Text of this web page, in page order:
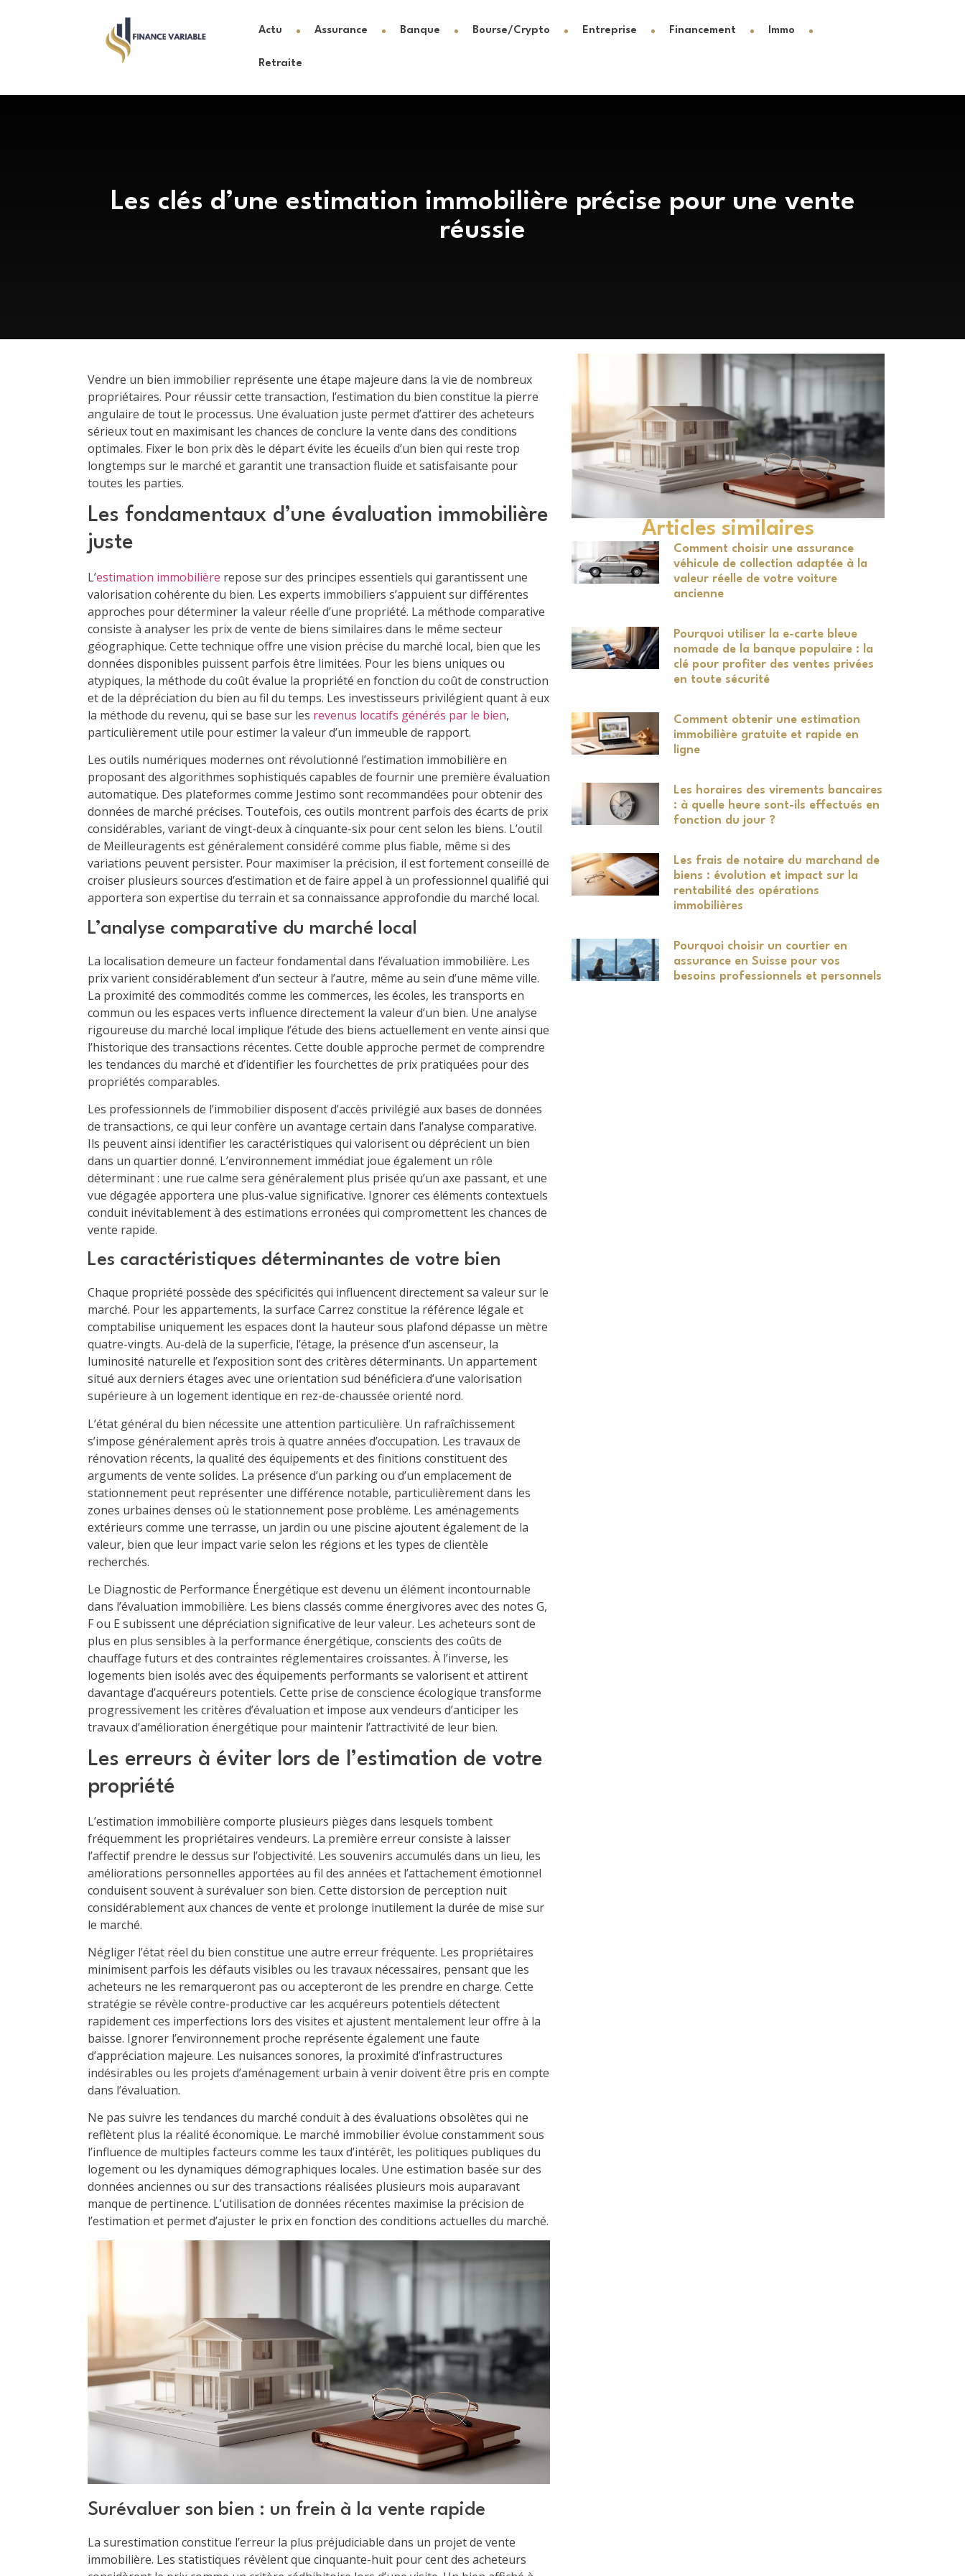
Actu Assurance Banque Bourse/Crypto Entreprise Financement Immo
Retraite
Les clés d’une estimation immobilière précise pour une vente
réussie
Vendre un bien immobilier représente une étape majeure dans la vie de nombreux
propriétaires. Pour réussir cette transaction, l’estimation du bien constitue la pierre
angulaire de tout le processus. Une évaluation juste permet d’attirer des acheteurs
sérieux tout en maximisant les chances de conclure la vente dans des conditions
optimales. Fixer le bon prix dès le départ évite les écueils d’un bien qui reste trop
longtemps sur le marché et garantit une transaction fluide et satisfaisante pour
toutes les parties.
Les fondamentaux d’une évaluation immobilière
juste
L’estimation immobilière repose sur des principes essentiels qui garantissent une
valorisation cohérente du bien. Les experts immobiliers s’appuient sur différentes
approches pour déterminer la valeur réelle d’une propriété. La méthode comparative
consiste à analyser les prix de vente de biens similaires dans le même secteur
géographique. Cette technique offre une vision précise du marché local, bien que les
données disponibles puissent parfois être limitées. Pour les biens uniques ou
atypiques, la méthode du coût évalue la propriété en fonction du coût de construction
et de la dépréciation du bien au fil du temps. Les investisseurs privilégient quant à eux
la méthode du revenu, qui se base sur les revenus locatifs générés par le bien,
particulièrement utile pour estimer la valeur d’un immeuble de rapport.
Les outils numériques modernes ont révolutionné l’estimation immobilière en
proposant des algorithmes sophistiqués capables de fournir une première évaluation
automatique. Des plateformes comme Jestimo sont recommandées pour obtenir des
données de marché précises. Toutefois, ces outils montrent parfois des écarts de prix
considérables, variant de vingt-deux à cinquante-six pour cent selon les biens. L’outil
de Meilleuragents est généralement considéré comme plus fiable, même si des
variations peuvent persister. Pour maximiser la précision, il est fortement conseillé de
croiser plusieurs sources d’estimation et de faire appel à un professionnel qualifié qui
apportera son expertise du terrain et sa connaissance approfondie du marché local.
L’analyse comparative du marché local
La localisation demeure un facteur fondamental dans l’évaluation immobilière. Les
prix varient considérablement d’un secteur à l’autre, même au sein d’une même ville.
La proximité des commodités comme les commerces, les écoles, les transports en
commun ou les espaces verts influence directement la valeur d’un bien. Une analyse
rigoureuse du marché local implique l’étude des biens actuellement en vente ainsi que
l’historique des transactions récentes. Cette double approche permet de comprendre
les tendances du marché et d’identifier les fourchettes de prix pratiquées pour des
propriétés comparables.
Les professionnels de l’immobilier disposent d’accès privilégié aux bases de données
de transactions, ce qui leur confère un avantage certain dans l’analyse comparative.
Ils peuvent ainsi identifier les caractéristiques qui valorisent ou déprécient un bien
dans un quartier donné. L’environnement immédiat joue également un rôle
déterminant : une rue calme sera généralement plus prisée qu’un axe passant, et une
vue dégagée apportera une plus-value significative. Ignorer ces éléments contextuels
conduit inévitablement à des estimations erronées qui compromettent les chances de
vente rapide.
Les caractéristiques déterminantes de votre bien
Chaque propriété possède des spécificités qui influencent directement sa valeur sur le
marché. Pour les appartements, la surface Carrez constitue la référence légale et
comptabilise uniquement les espaces dont la hauteur sous plafond dépasse un mètre
quatre-vingts. Au-delà de la superficie, l’étage, la présence d’un ascenseur, la
luminosité naturelle et l’exposition sont des critères déterminants. Un appartement
situé aux derniers étages avec une orientation sud bénéficiera d’une valorisation
supérieure à un logement identique en rez-de-chaussée orienté nord.
L’état général du bien nécessite une attention particulière. Un rafraîchissement
s’impose généralement après trois à quatre années d’occupation. Les travaux de
rénovation récents, la qualité des équipements et des finitions constituent des
arguments de vente solides. La présence d’un parking ou d’un emplacement de
stationnement peut représenter une différence notable, particulièrement dans les
zones urbaines denses où le stationnement pose problème. Les aménagements
extérieurs comme une terrasse, un jardin ou une piscine ajoutent également de la
valeur, bien que leur impact varie selon les régions et les types de clientèle
recherchés.
Le Diagnostic de Performance Énergétique est devenu un élément incontournable
dans l’évaluation immobilière. Les biens classés comme énergivores avec des notes G,
F ou E subissent une dépréciation significative de leur valeur. Les acheteurs sont de
plus en plus sensibles à la performance énergétique, conscients des coûts de
chauffage futurs et des contraintes réglementaires croissantes. À l’inverse, les
logements bien isolés avec des équipements performants se valorisent et attirent
davantage d’acquéreurs potentiels. Cette prise de conscience écologique transforme
progressivement les critères d’évaluation et impose aux vendeurs d’anticiper les
travaux d’amélioration énergétique pour maintenir l’attractivité de leur bien.
Les erreurs à éviter lors de l’estimation de votre
propriété
L’estimation immobilière comporte plusieurs pièges dans lesquels tombent
fréquemment les propriétaires vendeurs. La première erreur consiste à laisser
l’affectif prendre le dessus sur l’objectivité. Les souvenirs accumulés dans un lieu, les
améliorations personnelles apportées au fil des années et l’attachement émotionnel
conduisent souvent à surévaluer son bien. Cette distorsion de perception nuit
considérablement aux chances de vente et prolonge inutilement la durée de mise sur
le marché.
Négliger l’état réel du bien constitue une autre erreur fréquente. Les propriétaires
minimisent parfois les défauts visibles ou les travaux nécessaires, pensant que les
acheteurs ne les remarqueront pas ou accepteront de les prendre en charge. Cette
stratégie se révèle contre-productive car les acquéreurs potentiels détectent
rapidement ces imperfections lors des visites et ajustent mentalement leur offre à la
baisse. Ignorer l’environnement proche représente également une faute
d’appréciation majeure. Les nuisances sonores, la proximité d’infrastructures
indésirables ou les projets d’aménagement urbain à venir doivent être pris en compte
dans l’évaluation.
Ne pas suivre les tendances du marché conduit à des évaluations obsolètes qui ne
reflètent plus la réalité économique. Le marché immobilier évolue constamment sous
l’influence de multiples facteurs comme les taux d’intérêt, les politiques publiques du
logement ou les dynamiques démographiques locales. Une estimation basée sur des
données anciennes ou sur des transactions réalisées plusieurs mois auparavant
manque de pertinence. L’utilisation de données récentes maximise la précision de
l’estimation et permet d’ajuster le prix en fonction des conditions actuelles du marché.
Surévaluer son bien : un frein à la vente rapide
La surestimation constitue l’erreur la plus préjudiciable dans un projet de vente
immobilière. Les statistiques révèlent que cinquante-huit pour cent des acheteurs
Articles similaires
Comment choisir une assurance
véhicule de collection adaptée à la
valeur réelle de votre voiture
ancienne
Pourquoi utiliser la e-carte bleue
nomade de la banque populaire : la
clé pour profiter des ventes privées
en toute sécurité
Comment obtenir une estimation
immobilière gratuite et rapide en
ligne
Les horaires des virements bancaires
: à quelle heure sont-ils effectués en
fonction du jour ?
Les frais de notaire du marchand de
biens : évolution et impact sur la
rentabilité des opérations
immobilières
Pourquoi choisir un courtier en
assurance en Suisse pour vos
besoins professionnels et personnels